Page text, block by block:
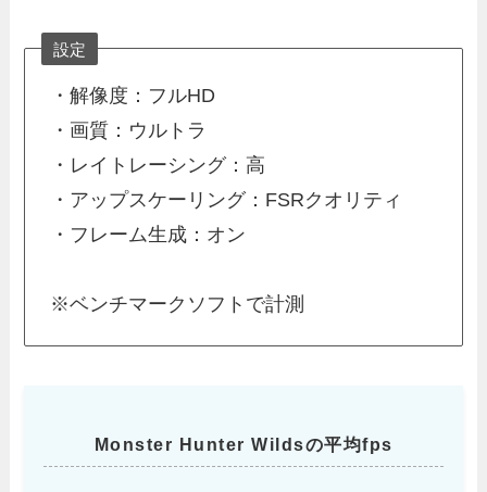
設定
・解像度：フルHD
・画質：ウルトラ
・レイトレーシング：高
・アップスケーリング：FSRクオリティ
・フレーム生成：オン
※ベンチマークソフトで計測
Monster Hunter Wildsの平均fps